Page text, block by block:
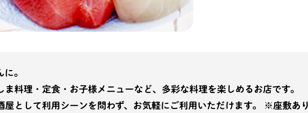
。
料理・定食・お子様メニューなど、多彩な料理を楽しめるお店です。
屋として利用シーンを問わず、お気軽にご利用いただけます。 ※座敷あ